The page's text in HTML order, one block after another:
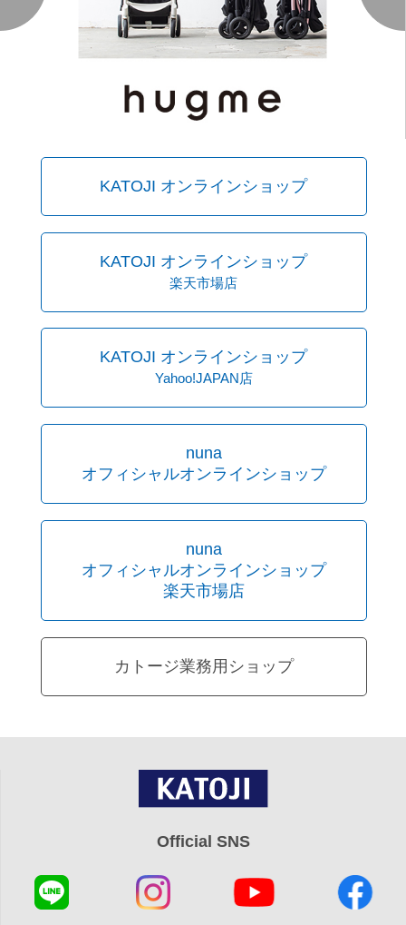
KATOJI オンラインショップ
KATOJI オンラインショップ
楽天市場店
KATOJI オンラインショップ
Yahoo!JAPAN店
nuna
オフィシャルオンラインショップ
nuna
オフィシャルオンラインショップ
楽天市場店
カトージ業務用ショップ
Official SNS